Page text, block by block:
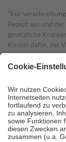
4Für
Rezept aus und
gesetzliche
Kosten dafür, der
mit.
Grundsätzlich
höchstens zehn
Kosten der
Diese Regeln
Bei Heilmitteln
Zuzahlung zehn
Verordnung.